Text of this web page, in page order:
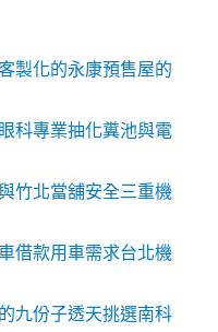
製化的永康預售屋的
科專業抽化糞池與電
竹北當舖安全三重機
借款用車需求台北機
九份子透天挑選南科